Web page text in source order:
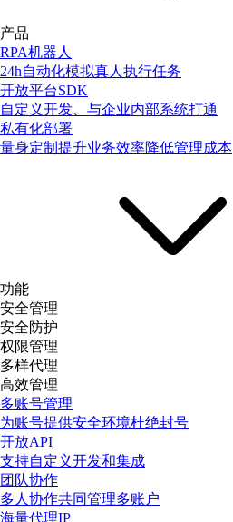
产品
RPA机器人
24h自动化模拟真人执行任务
开放平台SDK
自定义开发、与企业内部系统打通
私有化部署
量身定制提升业务效率降低管理成本
功能
安全管理
安全防护
权限管理
多样代理
高效管理
多账号管理
为账号提供安全环境杜绝封号
开放API
支持自定义开发和集成
团队协作
多人协作共同管理多账户
海量代理IP